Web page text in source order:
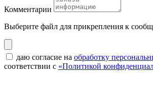
Комментарии
Выберите файл для прикрепления к
даю согласие на обработку
соответствии с «Политикой